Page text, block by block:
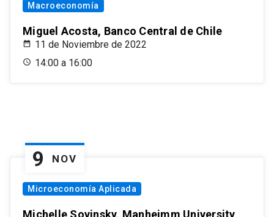
Macroeconomía
Miguel Acosta, Banco Central de Chile
11 de Noviembre de 2022
14:00 a 16:00
9 NOV
Microeconomía Aplicada
Michelle Sovinsky, Manheimm University